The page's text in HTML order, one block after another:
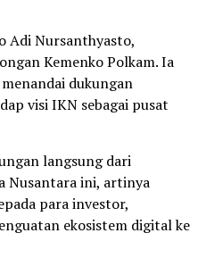
Adi Nursanthyasto,
Kemenko Polkam. Ia
dukungan
visi IKN sebagai pusat
langsung dari
Nusantara ini, artinya
para investor,
ekosistem digital ke